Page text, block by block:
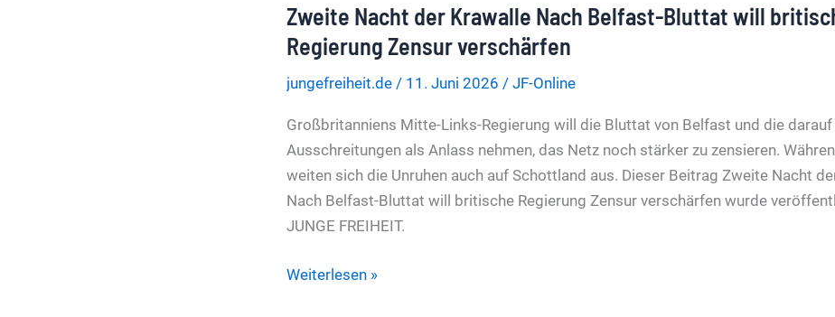
Entwickler
fordert
weltweite
KI-
Entwicklungspause
Zweite Nacht der Krawalle Nach Belfast-Bluttat will
Regierung Zensur verschärfen
jungefreiheit.de / 11. Juni 2026 / JF-Online
Großbritanniens Mitte-Links-Regierung will die Bluttat von Belfast und die
Ausschreitungen als Anlass nehmen, das Netz noch stärker zu zensieren.
weiten sich die Unruhen auch auf Schottland aus. Dieser Beitrag Zweite Nacht
Nach Belfast-Bluttat will britische Regierung Zensur verschärfen wurde
JUNGE FREIHEIT.
Zweite
Weiterlesen »